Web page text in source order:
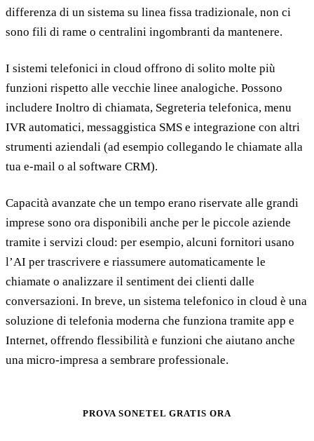
differenza di un sistema su linea fissa tradizionale, non ci
sono fili di rame o centralini ingombranti da mantenere.
I sistemi telefonici in cloud offrono di solito molte più
funzioni rispetto alle vecchie linee analogiche. Possono
includere Inoltro di chiamata, Segreteria telefonica, menu
IVR automatici, messaggistica SMS e integrazione con altri
strumenti aziendali (ad esempio collegando le chiamate alla
tua e-mail o al software CRM).
Capacità avanzate che un tempo erano riservate alle grandi
imprese sono ora disponibili anche per le piccole aziende
tramite i servizi cloud: per esempio, alcuni fornitori usano
l’AI per trascrivere e riassumere automaticamente le
chiamate o analizzare il sentiment dei clienti dalle
conversazioni. In breve, un sistema telefonico in cloud è una
soluzione di telefonia moderna che funziona tramite app e
Internet, offrendo flessibilità e funzioni che aiutano anche
una micro-impresa a sembrare professionale.
PROVA SONETEL GRATIS ORA